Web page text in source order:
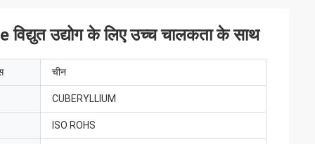
उद्योग के लिए उच्च चालकता के साथ
चीन
CUBERYLLIUM
ISO ROHS